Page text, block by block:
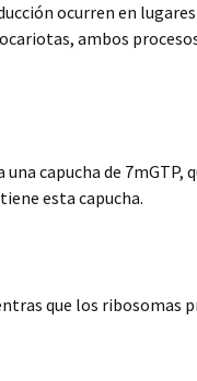
ocurren en
ambos
capucha de 7mGTP,
esta capucha.
que los ribosomas